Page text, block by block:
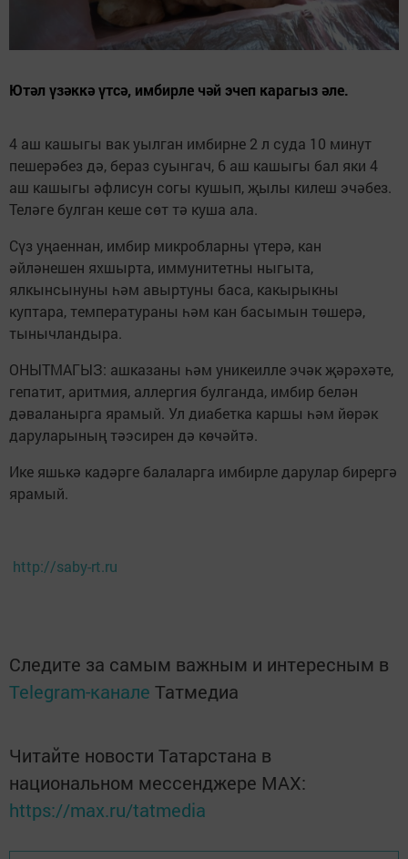
Ютәл үзәккә үтсә, имбирле чәй эчеп карагыз әле.
4 аш кашыгы вак уылган имбирне 2 л суда 10 минут
пешерәбез дә, бераз суынгач, 6 аш кашыгы бал яки 4
аш кашыгы әфлисун согы кушып, җылы килеш эчәбез.
Теләге булган кеше сөт тә куша ала.
Сүз уңаеннан, имбир микробларны үтерә, кан
әйләнешен яхшырта, иммунитетны ныгыта,
ялкынсынуны һәм авыртуны баса, какырыкны
куптара, температураны һәм кан басымын төшерә,
тынычландыра.
ОНЫТМАГЫЗ: ашказаны һәм уникеилле эчәк җәрәхәте,
гепатит, аритмия, аллергия булганда, имбир белән
дәваланырга ярамый. Ул диабетка каршы һәм йөрәк
даруларының тәэсирен дә көчәйтә.
Ике яшькә кадәрге балаларга имбирле дарулар бирергә
ярамый.
http://saby-rt.ru
Следите за самым важным и интересным в
Telegram-канале Татмедиа
Читайте новости Татарстана в
национальном мессенджере MАХ:
https://max.ru/tatmedia